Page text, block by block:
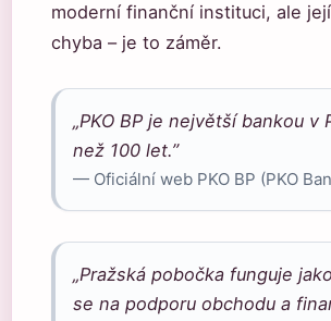
moderní finanční instituci, ale
chyba – je to záměr.
„PKO BP je největší bankou
než 100 let.”
— Oficiální web PKO BP (PKO
„Pražská pobočka funguje
se na podporu obchodu a